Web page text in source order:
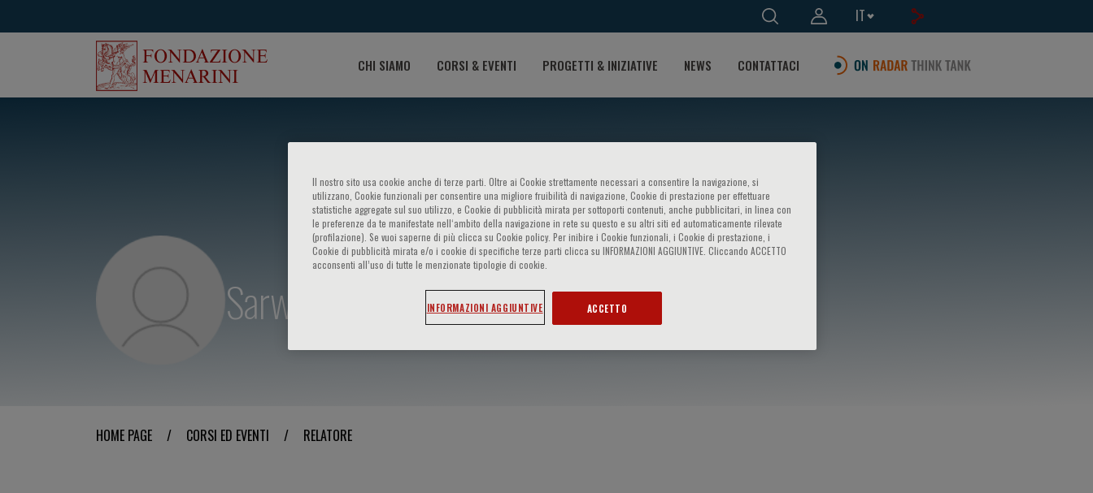
IT
CHI SIAMO CORSI & EVENTI PROGETTI & INIZIATIVE NEWS CONTATTACI
Sarwar Shahbaz
HOME PAGE / CORSI ED EVENTI / RELATORE
Il nostro sito usa cookie anche di terze parti. Oltre ai Cookie strettamente necessari a consentire la navigazione, si
utilizzano, Cookie funzionali per consentire una migliore fruibilità di navigazione, Cookie di prestazione per effettuare
statistiche aggregate sul suo utilizzo, e Cookie di pubblicità mirata per sottoporti contenuti, anche pubblicitari, in linea con
le preferenze da te manifestate nell‘ambito della navigazione in rete su questo e su altri siti ed automaticamente rilevate
(profilazione). Se vuoi saperne di più clicca su Cookie policy. Per inibire i Cookie funzionali, i Cookie di prestazione, i
Cookie di pubblicità mirata e/o i cookie di specifiche terze parti clicca su INFORMAZIONI AGGIUNTIVE. Cliccando ACCETTO
acconsenti all’uso di tutte le menzionate tipologie di cookie.
INFORMAZIONI AGGIUNTIVE ACCETTO